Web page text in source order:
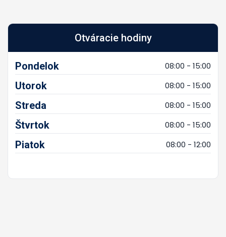
Otváracie hodiny
Pondelok 08:00 - 15:00
Utorok 08:00 - 15:00
Streda 08:00 - 15:00
Štvrtok 08:00 - 15:00
Piatok 08:00 - 12:00